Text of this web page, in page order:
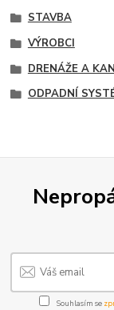
STAVBA
VÝROBCI
DRENÁŽE A
ODPADNÍ
Souhlasím se